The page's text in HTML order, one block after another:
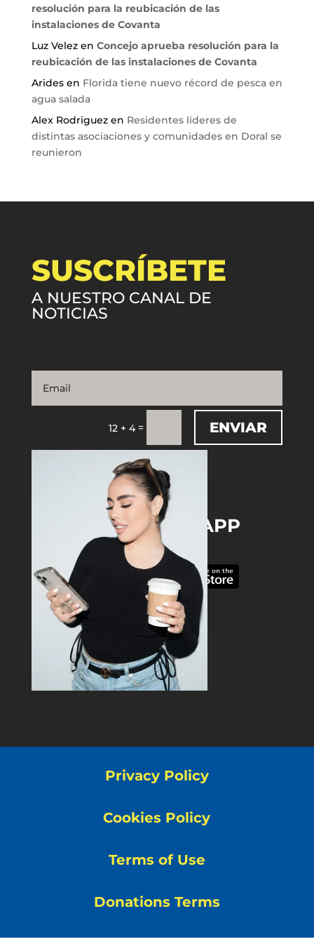
resolución para la reubicación de las
instalaciones de Covanta
Luz Velezen Concejo aprueba resolución para la
reubicación de las instalaciones de Covanta
Aridesen Florida tiene nuevo récord de pesca en
agua salada
Alex Rodriguezen Residentes líderes de
distintas asociaciones y comunidades en Doral se
reunieron
SUSCRÍBETE
A NUESTRO CANAL DE
NOTICIAS
12 + 4= ENVIAR
DOWNLOAD THE APP
Privacy Policy
Cookies Policy
Terms of Use
Donations Terms